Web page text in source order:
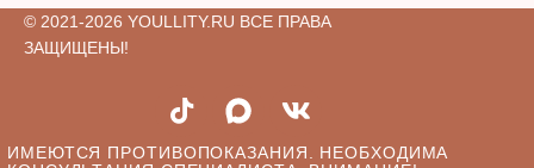
© 2021-2026 YOULLITY.RU ВСЕ ПРАВА
ЗАЩИЩЕНЫ!
ИМЕЮТСЯ ПРОТИВОПОКАЗАНИЯ. НЕОБХОДИМА